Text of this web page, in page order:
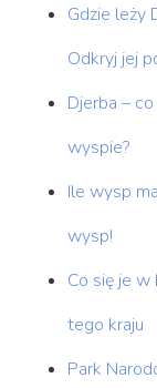
Gdzie leży
Odkryj jej
Djerba –
wyspie?
Ile wysp
wysp!
Co się je w
tego kraju
Park